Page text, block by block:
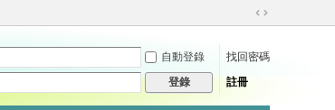
切
到
自動登錄
找回密碼
登錄 註冊